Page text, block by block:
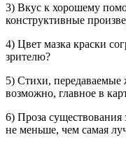
3) Вкус к хорошему
конструктивные
4) Цвет мазка краски
зрителю?
5) Стихи,
возможно, главное в
6) Проза существования
не меньше, чем самая